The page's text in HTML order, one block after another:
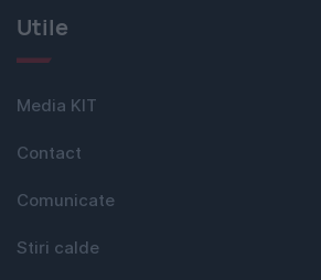
Utile
Media KIT
Contact
Comunicate
Stiri calde